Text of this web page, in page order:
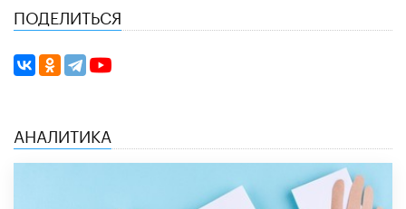
ПОДЕЛИТЬСЯ
АНАЛИТИКА